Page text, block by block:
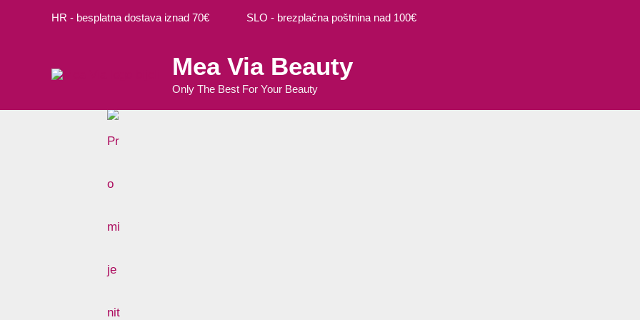
HR - besplatna dostava iznad 70€ SLO - brezplačna poštnina nad 100€
Mea Via Beauty
Only The Best For Your Beauty
više
varijanti.
Opcije